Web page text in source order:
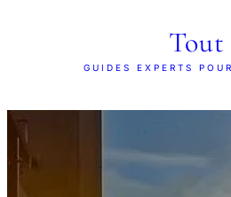
Tout
GUIDES EXPERTS